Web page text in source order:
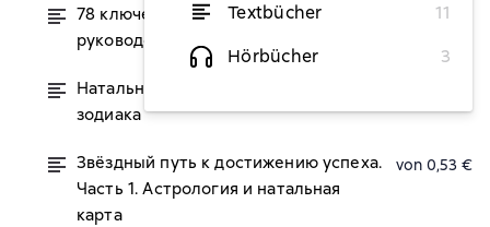
Textbücher
11
Hörbücher
3
78 ключей к вашей судьбе. Понятное
руководство по Таро
von 2,10 €
Натальная карта: Солнце в знаках
зодиака
Звёздный путь к достижению успеха.
Часть 1. Астрология и натальная
карта
von 0,53 €